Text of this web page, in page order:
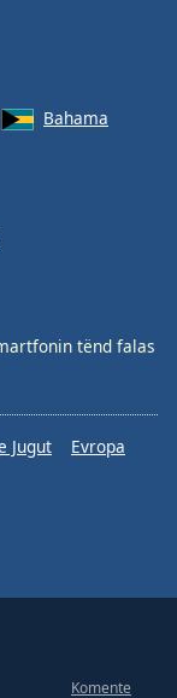
Bahama
tënd falas
Jugut
Evropa
Komente